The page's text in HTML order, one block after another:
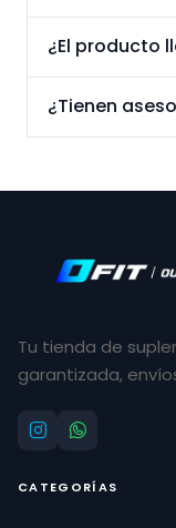
¿El producto
¿Tienen
Tu tienda de
garantizada,
CATEGORÍAS